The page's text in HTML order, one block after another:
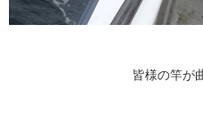
皆様の竿が